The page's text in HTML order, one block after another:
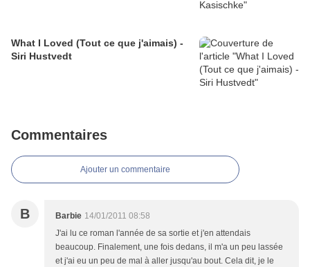
What I Loved (Tout ce que j'aimais) -
Siri Hustvedt
Commentaires
Ajouter un commentaire
B Barbie 14/01/2011 08:58
J'ai lu ce roman l'année de sa sortie et j'en attendais
beaucoup. Finalement, une fois dedans, il m'a un peu lassée
et j'ai eu un peu de mal à aller jusqu'au bout. Cela dit, je le